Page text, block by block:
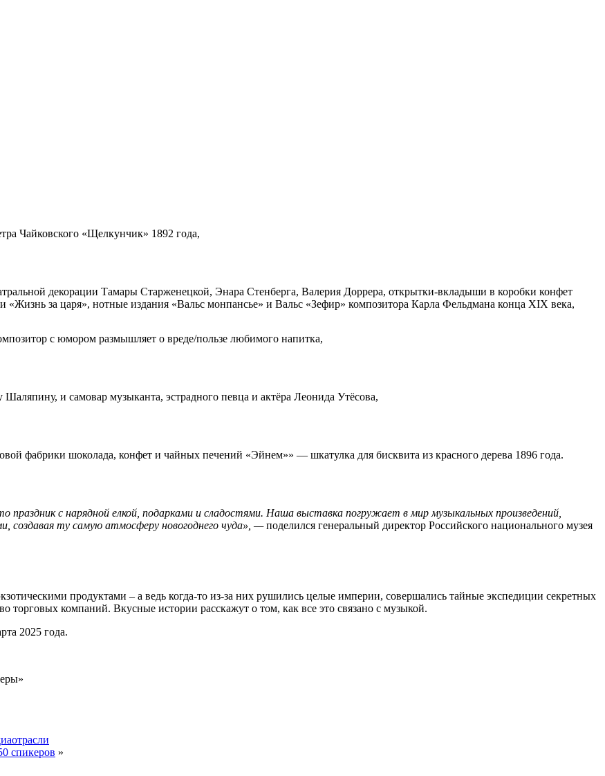
Чайковского «Щелкунчик» 1892 года,
декорации Тамары Старженецкой, Энара Стенберга, Валерия Доррера, открытки-вкладыши в коробки конфет
за царя», нотные издания «Вальс монпансье» и Вальс «Зефир» композитора Карла Фельдмана конца XIX века,
с юмором размышляет о вреде/пользе любимого напитка,
и самовар музыканта, эстрадного певца и актёра Леонида Утёсова,
фабрики шоколада, конфет и чайных печений «Эйнем»» — шкатулка для бисквита из красного дерева 1896 года.
с нарядной елкой, подарками и сладостями. Наша выставка погружает в мир музыкальных произведений,
создавая ту самую атмосферу новогоднего чуда», —поделился генеральный директор Российского национального музея
продуктами – а ведь когда-то из-за них рушились целые империи, совершались тайные экспедиции секретных
торговых компаний. Вкусные истории расскажут о том, как все это связано с музыкой.
2025 года.
спикеров »